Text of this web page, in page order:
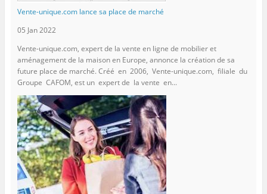
Vente-unique.com lance sa place de marché
05 Jan 2022
Vente-unique.com, expert de la vente en ligne de mobilier et
aménagement de la maison en Europe, annonce la création de sa
future place de marché. Créé en 2006, Vente-unique.com, filiale du
Groupe CAFOM, est un expert de la vente en...